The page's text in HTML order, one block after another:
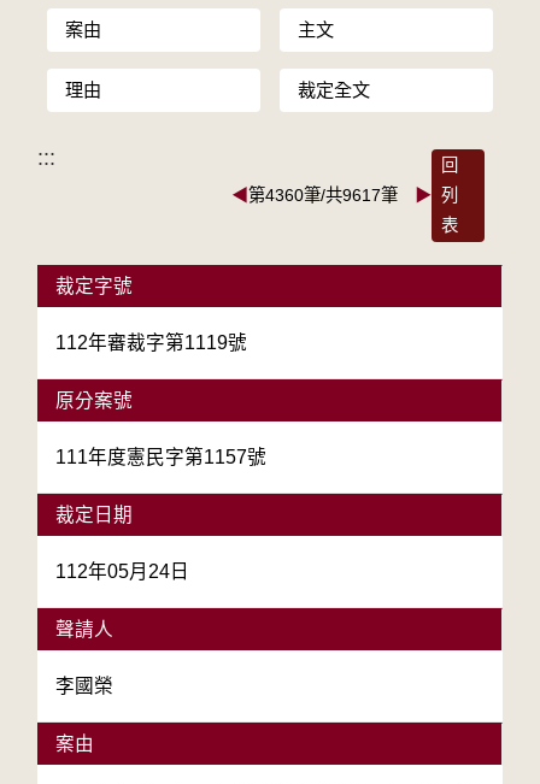
案由 主文
理由 裁定全文
:::
◀第4360筆/共9617筆 ▶
回
列
表
裁定字號
112年審裁字第1119號
原分案號
111年度憲民字第1157號
裁定日期
112年05月24日
聲請人
李國榮
案由